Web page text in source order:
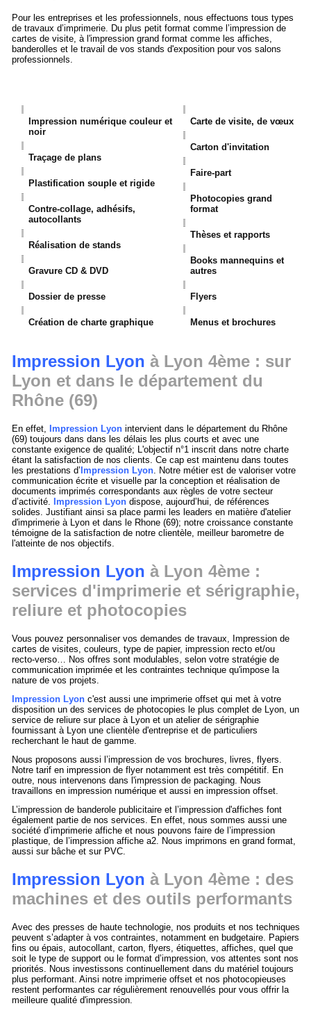
Pour les entreprises et les professionnels, nous effectuons tous types
de travaux d’imprimerie. Du plus petit format comme l’impression de
cartes de visite, à l'impression grand format comme les affiches,
banderolles et le travail de vos stands d'exposition pour vos salons
professionnels.
Impression numérique couleur et
noir
Traçage de plans
Plastification souple et rigide
Contre-collage, adhésifs,
autocollants
Réalisation de stands
Gravure CD & DVD
Dossier de presse
Création de charte graphique
Carte de visite, de vœux
Carton d'invitation
Faire-part
Photocopies grand
format
Thèses et rapports
Books mannequins et
autres
Flyers
Menus et brochures
Impression Lyon à Lyon 4ème : sur
Lyon et dans le département du
Rhône (69)
En effet, Impression Lyon intervient dans le département du Rhône
(69) toujours dans dans les délais les plus courts et avec une
constante exigence de qualité; L'objectif n°1 inscrit dans notre charte
étant la satisfaction de nos clients. Ce cap est maintenu dans toutes
les prestations d’ Impression Lyon. Notre métier est de valoriser votre
communication écrite et visuelle par la conception et réalisation de
documents imprimés correspondants aux règles de votre secteur
d’activité. Impression Lyon dispose, aujourd’hui, de références
solides. Justifiant ainsi sa place parmi les leaders en matière d'atelier
d'imprimerie à Lyon et dans le Rhone (69); notre croissance constante
témoigne de la satisfaction de notre clientèle, meilleur barometre de
l'atteinte de nos objectifs.
Impression Lyon à Lyon 4ème :
services d'imprimerie et sérigraphie,
reliure et photocopies
Vous pouvez personnaliser vos demandes de travaux, Impression de
cartes de visites, couleurs, type de papier, impression recto et/ou
recto-verso… Nos offres sont modulables, selon votre stratégie de
communication imprimée et les contraintes technique qu'impose la
nature de vos projets.
Impression Lyon c'est aussi une imprimerie offset qui met à votre
disposition un des services de photocopies le plus complet de Lyon, un
service de reliure sur place à Lyon et un atelier de sérigraphie
fournissant à Lyon une clientèle d'entreprise et de particuliers
recherchant le haut de gamme.
Nous proposons aussi l’impression de vos brochures, livres, flyers.
Notre tarif en impression de flyer notamment est très compétitif. En
outre, nous intervenons dans l'impression de packaging. Nous
travaillons en impression numérique et aussi en impression offset.
L’impression de banderole publicitaire et l’impression d'affiches font
également partie de nos services. En effet, nous sommes aussi une
société d’imprimerie affiche et nous pouvons faire de l’impression
plastique, de l’impression affiche a2. Nous imprimons en grand format,
aussi sur bâche et sur PVC.
Impression Lyon à Lyon 4ème : des
machines et des outils performants
Avec des presses de haute technologie, nos produits et nos techniques
peuvent s’adapter à vos contraintes, notamment en budgetaire. Papiers
fins ou épais, autocollant, carton, flyers, étiquettes, affiches, quel que
soit le type de support ou le format d’impression, vos attentes sont nos
priorités. Nous investissons continuellement dans du matériel toujours
plus performant. Ainsi notre imprimerie offset et nos photocopieuses
restent performantes car régulièrement renouvellés pour vous offrir la
meilleure qualité d'impression.